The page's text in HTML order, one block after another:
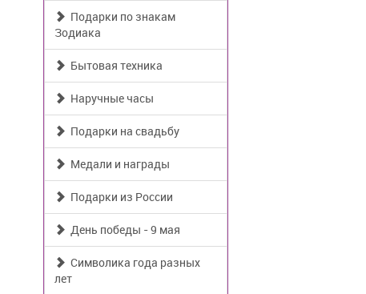
Подарки по знакам
Зодиака
Бытовая техника
Наручные часы
Подарки на свадьбу
Медали и награды
Подарки из России
День победы - 9 мая
Символика года разных
лет